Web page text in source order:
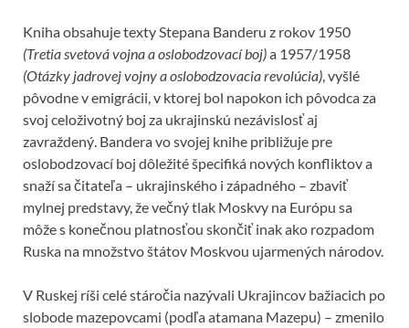
Kniha obsahuje texty Stepana Banderu z rokov 1950
(Tretia svetová vojna a oslobodzovací boj)a 1957/1958
(Otázky jadrovej vojny a oslobodzovacia revolúcia) , vyšlé
pôvodne v emigrácii, v ktorej bol napokon ich pôvodca za
svoj celoživotný boj za ukrajinskú nezávislosť aj
zavraždený. Bandera vo svojej knihe približuje pre
oslobodzovací boj dôležité špecifiká nových konfliktov a
snaží sa čitateľa – ukrajinského i západného – zbaviť
mylnej predstavy, že večný tlak Moskvy na Európu sa
môže s konečnou platnosťou skončiť inak ako rozpadom
Ruska na množstvo štátov Moskvou ujarmených národov.
V Ruskej ríši celé stáročia nazývali Ukrajincov bažiacich po
slobode mazepovcami (podľa atamana Mazepu) – zmenilo